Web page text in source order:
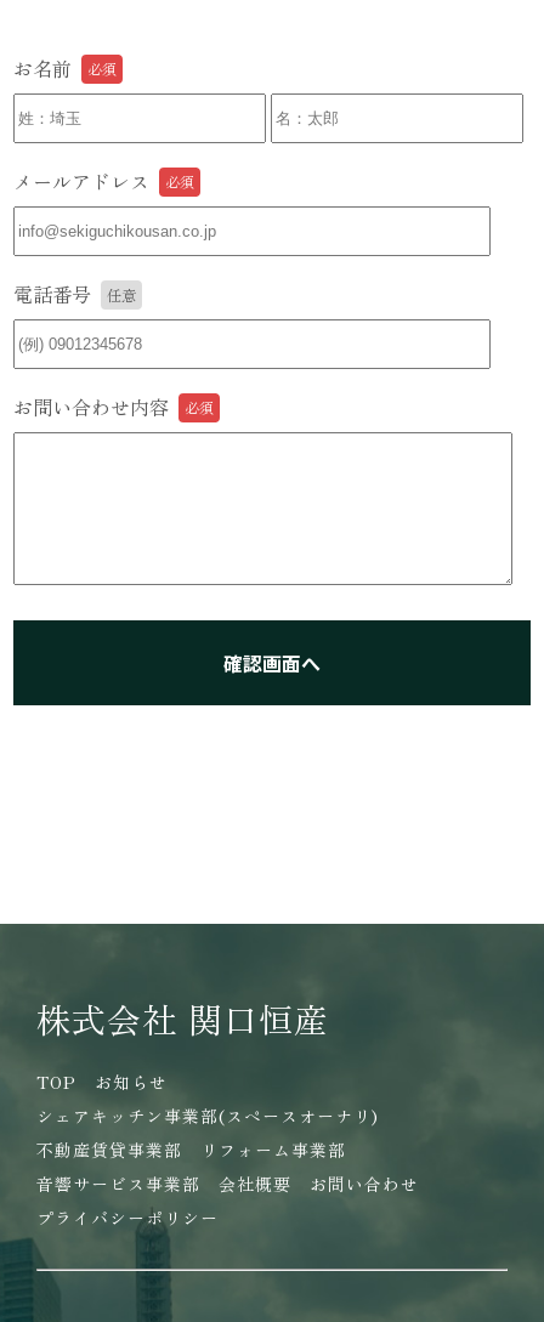
お名前
メールアドレス
電話番号
お問い合わせ内容
株式会社 関口恒産
TOP
お知らせ
シェアキッチン事業部(スペースオーナリ)
不動産賃貸事業部
リフォーム事業部
音響サービス事業部
会社概要
お問い合わせ
プライバシーポリシー